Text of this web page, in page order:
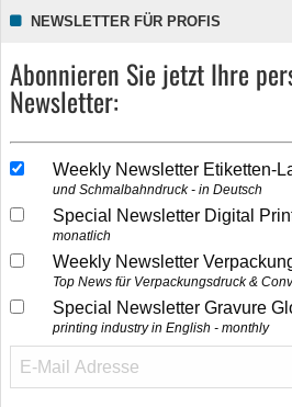
NEWSLETTER FÜR PROFIS
Abonnieren Sie jetzt Ihre
Newsletter:
Weekly Newsletter Etiketten-
und Schmalbahndruck - in Deutsch
Special Newsletter Digital
monatlich
Weekly Newsletter
Top News für Verpackungsdruck &
Special Newsletter Gravure
printing industry in English - monthly